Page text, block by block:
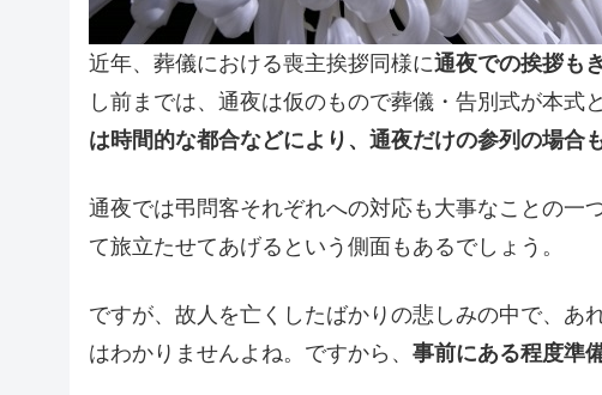
近年、葬儀における喪主挨拶同様に通夜での挨拶も
し前までは、通夜は仮のもので葬儀・告別式が本式
は時間的な都合などにより、通夜だけの参列の場合
通夜では弔問客それぞれへの対応も大事なことの一
て旅立たせてあげるという側面もあるでしょう。
ですが、故人を亡くしたばかりの悲しみの中で、あ
はわかりませんよね。ですから、 事前にある程度準